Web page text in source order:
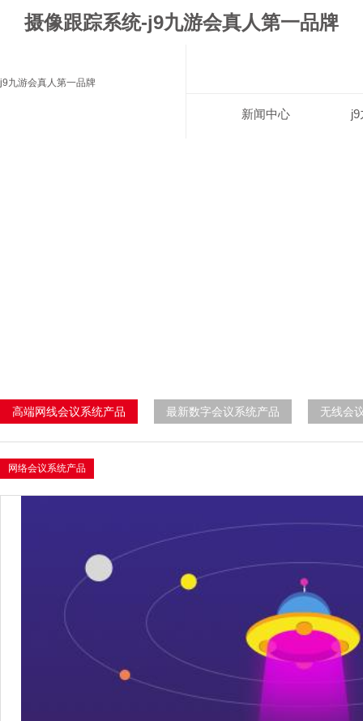
摄像跟踪系统-j9九游会真人第一品牌
j9九游会真人第一品牌
新闻中心
高端网线会议系统产品 最新数字会议系统产品 无线会
网络会议系统产品